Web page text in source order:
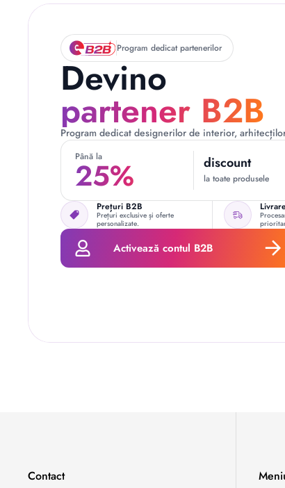
Program dedicat partenerilor
Devino
partener B2B
Program dedicat designerilor de interior,
Până la
25% discount
la toate produsele
Prețuri B2B
Prețuri exclusive și oferte
personalizate.
Activează contul B2B
Contact